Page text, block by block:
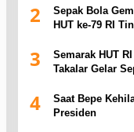
2
Sepak Bola
HUT ke-79 RI
3
Semarak HUT
Takalar Gelar
4
Saat Bepe
Presiden